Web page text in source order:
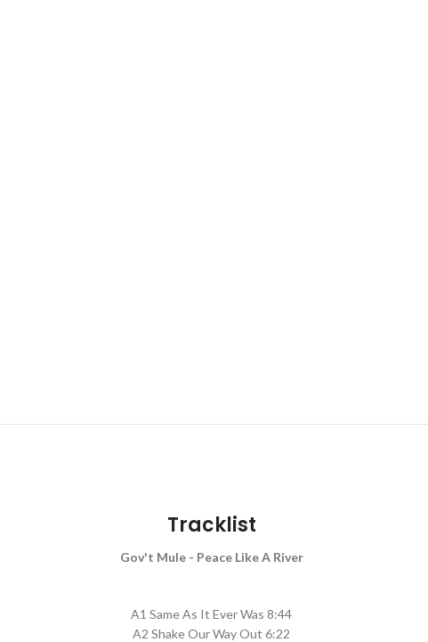
Tracklist
Gov't Mule - Peace Like A River
A1 Same As It Ever Was 8:44
A2 Shake Our Way Out 6:22